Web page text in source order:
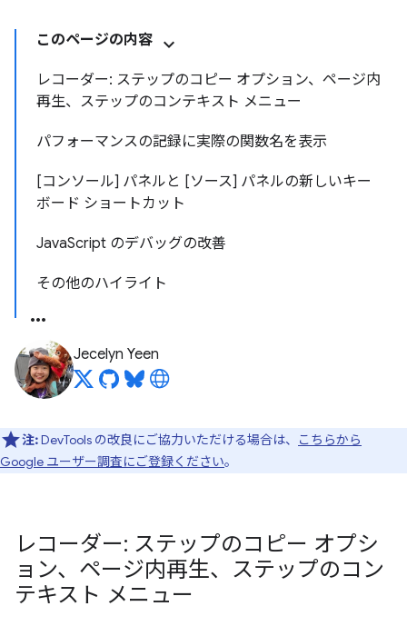
このページの内容
レコーダー: ステップのコピー オプション、ページ内
再生、ステップのコンテキスト メニュー
パフォーマンスの記録に実際の関数名を表示
[コンソール] パネルと [ソース] パネルの新しいキー
ボード ショートカット
JavaScript のデバッグの改善
その他のハイライト
Jecelyn Yeen
注:DevTools の改良にご協力いただける場合は、
こちらから
Google ユーザー調査にご登録ください。
レコーダー: ステップのコピー オプシ
ョン、ページ内再生、ステップのコン
テキスト メニュー